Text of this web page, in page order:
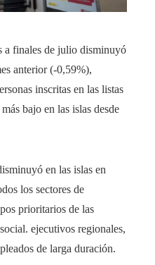
a finales de julio disminuyó
anterior (-0,59%),
inscritas en las listas
bajo en las islas desde
en las islas en
los sectores de
prioritarios de las
ejecutivos regionales,
de larga duración.